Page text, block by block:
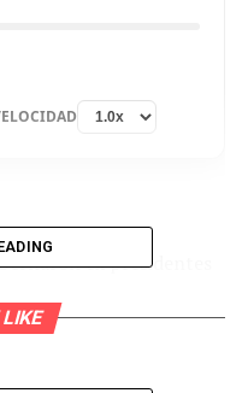
ex presidentes
28874 “Ley que Regula
LIKE